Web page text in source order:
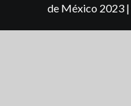
de México 2023 |